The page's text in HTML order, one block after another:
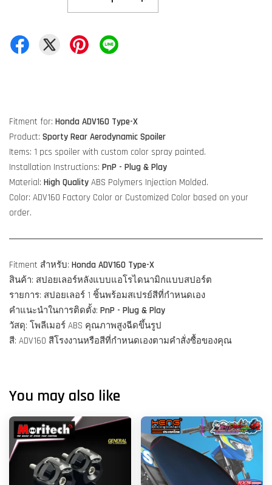
Fitment for: Honda ADV160 Type-X
Product: Sporty Rear Aerodynamic Spoiler
Items: 1 pcs spoiler with custom color spray painted.
Installation Instructions: PnP - Plug & Play
Material: High Quality ABS Polymers Injection Molded.
Color: ADV160 Factory Color or Customized Color based on your
order.
Fitment สำหรับ: Honda ADV160 Type-X
สินค้า: สปอยเลอร์หลังแบบแอโรไดนามิกแบบสปอร์ต
รายการ: สปอยเลอร์ 1 ชิ้นพร้อมสเปรย์สีที่กำหนดเอง
คำแนะนำในการติดตั้ง: PnP - Plug & Play
วัสดุ: โพลีเมอร์ ABS คุณภาพสูงฉีดขึ้นรูป
สี: ADV160 สีโรงงานหรือสีที่กำหนดเองตามคำสั่งซื้อของคุณ
You may also like